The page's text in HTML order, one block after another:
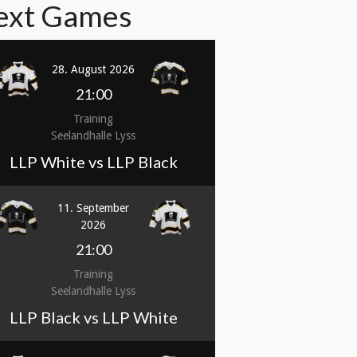
Games
28. August 2026
21:00
Training
Seelandhalle Lyss
LLP White vs LLP Black
11. September
2026
21:00
Training
Seelandhalle Lyss
LLP Black vs LLP White